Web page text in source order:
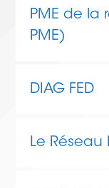
PME de la
PME)
DIAG FED
Le Réseau